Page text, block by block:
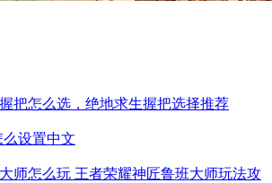
握把怎么选，绝地求生握把选择推荐
么设置中文
师怎么玩 王者荣耀神匠鲁班大师玩法攻